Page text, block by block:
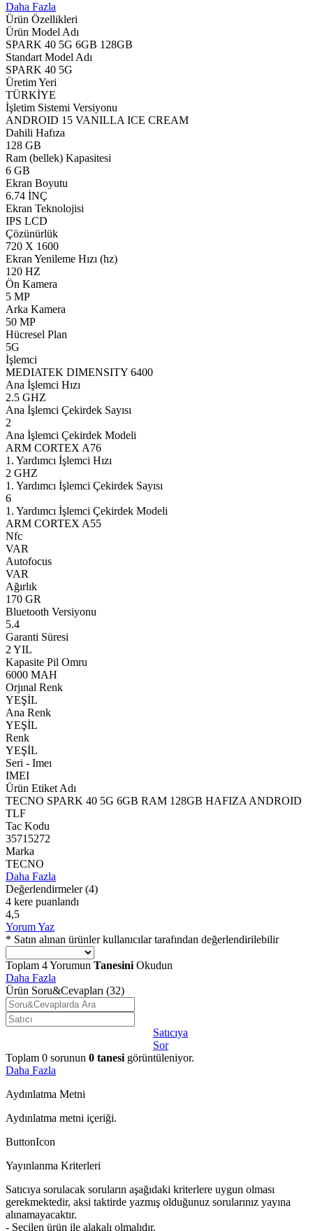
Daha Fazla
Ürün Özellikleri
Ürün Model Adı
SPARK 40 5G 6GB 128GB
Standart Model Adı
SPARK 40 5G
Üretim Yeri
TÜRKİYE
İşletim Sistemi Versiyonu
ANDROID 15 VANILLA ICE CREAM
Dahili Hafıza
128 GB
Ram (bellek) Kapasitesi
6 GB
Ekran Boyutu
6.74 İNÇ
Ekran Teknolojisi
IPS LCD
Çözünürlük
720 X 1600
Ekran Yenileme Hızı (hz)
120 HZ
Ön Kamera
5 MP
Arka Kamera
50 MP
Hücresel Plan
5G
İşlemci
MEDIATEK DIMENSITY 6400
Ana İşlemci Hızı
2.5 GHZ
Ana İşlemci Çekirdek Sayısı
2
Ana İşlemci Çekirdek Modeli
ARM CORTEX A76
1. Yardımcı İşlemci Hızı
2 GHZ
1. Yardımcı İşlemci Çekirdek Sayısı
6
1. Yardımcı İşlemci Çekirdek Modeli
ARM CORTEX A55
Nfc
VAR
Autofocus
VAR
Ağırlık
170 GR
Bluetooth Versiyonu
5.4
Garanti Süresi
2 YIL
Kapasite Pil Omru
6000 MAH
Orjınal Renk
YEŞİL
Ana Renk
YEŞİL
Renk
YEŞİL
Seri - Imeı
IMEI
Ürün Etiket Adı
TECNO SPARK 40 5G 6GB RAM 128GB HAFIZA ANDROID
TLF
Tac Kodu
35715272
Marka
TECNO
Daha Fazla
Değerlendirmeler (4)
4 kere puanlandı
4,5
Yorum Yaz
* Satın alınan ürünler kullanıcılar tarafından değerlendirilebilir
Toplam 4Yorumun Tanesini Okudun
Daha Fazla
Ürün Soru&Cevapları (32)
Satıcıya
Sor
Toplam 0 sorunun 0 tanesi görüntüleniyor.
Daha Fazla
Aydınlatma Metni
Aydınlatma metni içeriği.
ButtonIcon
Yayınlanma Kriterleri
Satıcıya sorulacak soruların aşağıdaki kriterlere uygun olması
gerekmektedir, aksi taktirde yazmış olduğunuz sorularınız yayına
alınamayacaktır.
- Seçilen ürün ile alakalı olmalıdır.